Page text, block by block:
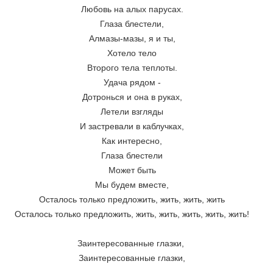
Любовь на алых парусах.
Глаза блестели,
Алмазы-мазы, я и ты,
Хотело тело
Второго тела теплоты.
Удача рядом -
Дотронься и она в руках,
Летели взгляды
И застревали в каблучках,
Как интересно,
Глаза блестели
Может быть
Мы будем вместе,
Осталось только предложить, жить, жить, жить
Осталось только предложить, жить, жить, жить, жить, жить!
Заинтересованные глазки,
Заинтересованные глазки,